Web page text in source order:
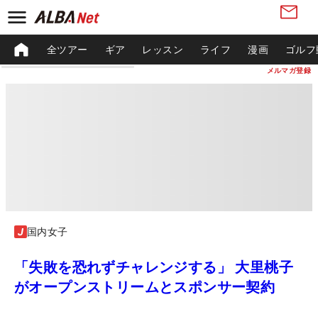
メルマガ登録
全ツアー ギア レッスン ライフ 漫画 ゴル
国内女子
「失敗を恐れずチャレンジする」 大里桃子
がオープンストリームとスポンサー契約